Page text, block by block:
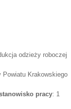
odzieży roboczej
Powiatu Krakowskiego
pracy: 1